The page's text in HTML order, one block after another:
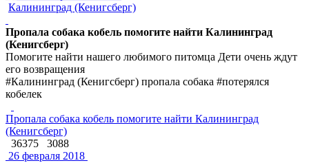
Калининград (Кенигсберг)
Пропала собака кобель помогите найти Калининград
(Кенигсберг)
Помогите найти нашего любимого питомца Дети очень ждут
его возвращения
#Калининград (Кенигсберг) пропала собака #потерялся
кобелек
Пропала собака кобель помогите найти Калининград
(Кенигсберг)
36375
3088
26 февраля 2018